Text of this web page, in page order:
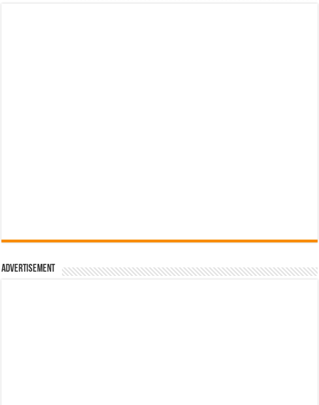
Advertisement